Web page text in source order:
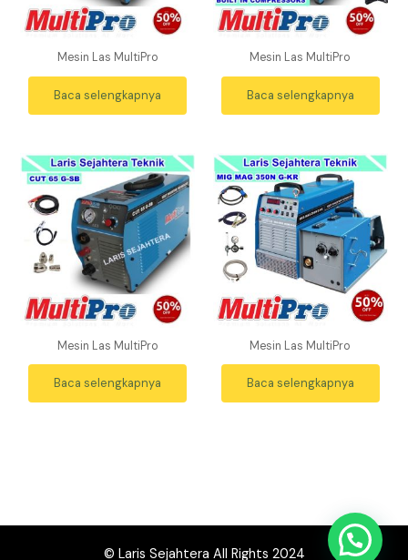
Mesin Las MultiPro
Baca selengkapnya
Mesin Las MultiPro
Baca selengkapnya
Mesin Las MultiPro
Baca selengkapnya
Mesin Las MultiPro
Baca selengkapnya
© Laris Sejahtera All Rights 2024